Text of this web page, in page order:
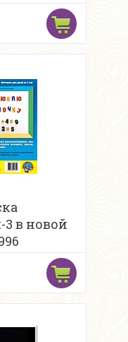
в новой